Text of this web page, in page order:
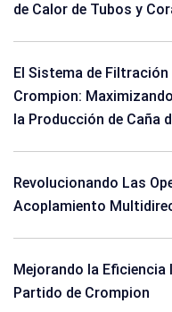
de Calor de Tubos y
El Sistema de
Crompion:
la Producción de Caña
Revolucionando Las
Acoplamiento
Mejorando la
Partido de Crompion